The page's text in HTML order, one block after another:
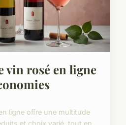
vin rosé en ligne
ligne offre une multitude
et choix varié, tout en